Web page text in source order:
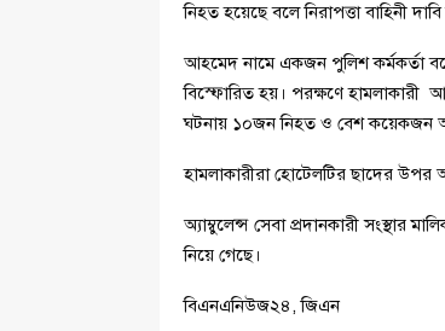
নিহত হয়েছে বলে নিরাপত্তা বাহিনী
আহমেদ নামে একজন পুলিশ কর্মকর্তা
বিস্ফোরিত হয়। পরক্ষণে হামলাকারী
ঘটনায় ১০জন নিহত ও বেশ কয়েকজন
হামলাকারীরা হোটেলটির ছাদের উপর
অ্যাম্বুলেন্স সেবা প্রদানকারী
নিয়ে গেছে।
বিএনএনিউজ২৪, জিএন